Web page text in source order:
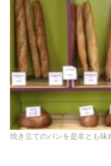
焼き立てのパンを是非とも味